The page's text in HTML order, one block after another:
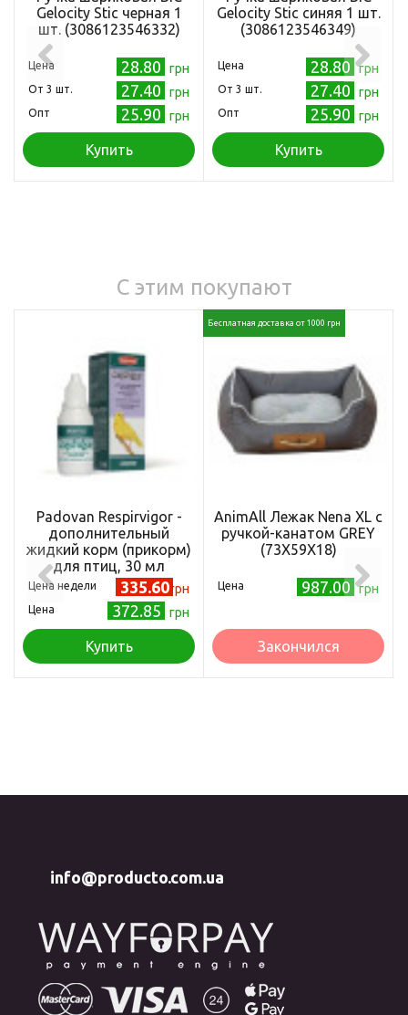
Gelocity Stic черная 1
шт. (3086123546332)
Цена 28.80 грн
Oт 3 шт. 27.40 грн
Опт 25.90 грн
Купить
Gelocity Stic синяя 1 шт.
(3086123546349)
Цена 28.80 грн
Oт 3 шт. 27.40 грн
Опт 25.90 грн
Купить
С этим покупают
Padovan Respirvigor -
дополнительный
жидкий корм (прикорм)
для птиц, 30 мл
Цена недели 335.60 грн
Цена 372.85 грн
Купить
Бесплатная доставка от 1000 грн
АnimAll Лежак Nena XL с
ручкой-канатом GREY
(73X59X18)
Цена 987.00 грн
Закончился
info@producto.com.ua